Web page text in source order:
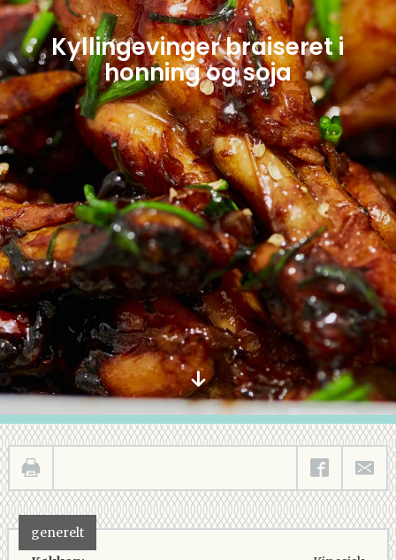
Kyllingevinger braiseret i
honning og soja
generelt